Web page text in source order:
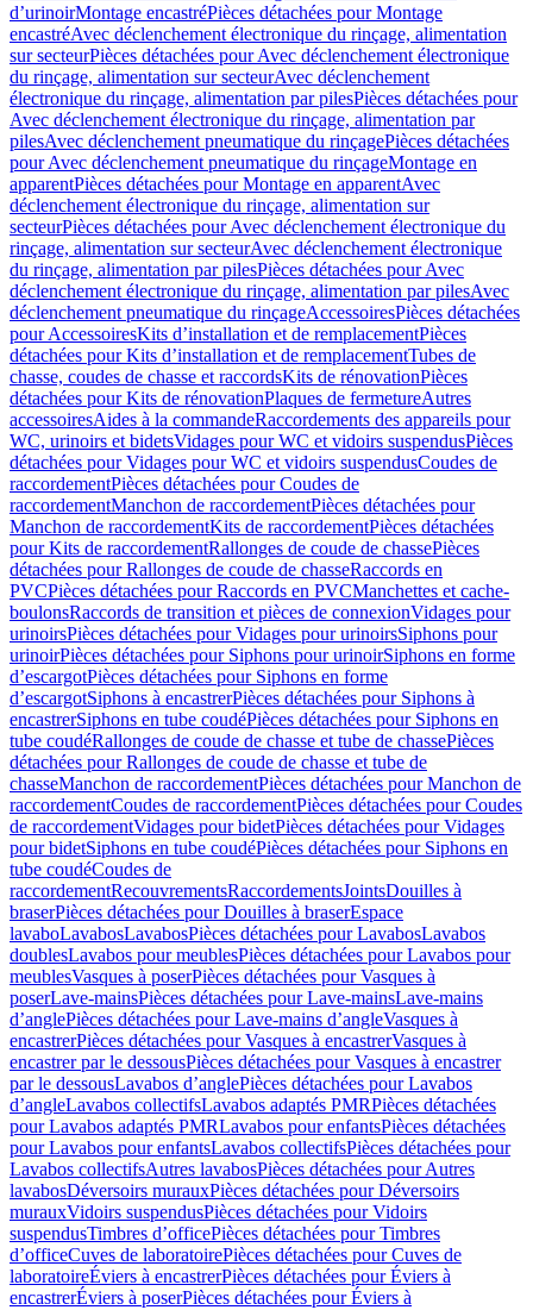
dʼurinoirMontage encastréPièces détachées pour Montage
encastréAvec déclenchement électronique du rinçage, alimentation
sur secteurPièces détachées pour Avec déclenchement électronique
du rinçage, alimentation sur secteurAvec déclenchement
électronique du rinçage, alimentation par pilesPièces détachées pour
Avec déclenchement électronique du rinçage, alimentation par
pilesAvec déclenchement pneumatique du rinçagePièces détachées
pour Avec déclenchement pneumatique du rinçageMontage en
apparentPièces détachées pour Montage en apparentAvec
déclenchement électronique du rinçage, alimentation sur
secteurPièces détachées pour Avec déclenchement électronique du
rinçage, alimentation sur secteurAvec déclenchement électronique
du rinçage, alimentation par pilesPièces détachées pour Avec
déclenchement électronique du rinçage, alimentation par pilesAvec
déclenchement pneumatique du rinçageAccessoiresPièces détachées
pour AccessoiresKits d’installation et de remplacementPièces
détachées pour Kits d’installation et de remplacementTubes de
chasse, coudes de chasse et raccordsKits de rénovationPièces
détachées pour Kits de rénovationPlaques de fermetureAutres
accessoiresAides à la commandeRaccordements des appareils pour
WC, urinoirs et bidetsVidages pour WC et vidoirs suspendusPièces
détachées pour Vidages pour WC et vidoirs suspendusCoudes de
raccordementPièces détachées pour Coudes de
raccordementManchon de raccordementPièces détachées pour
Manchon de raccordementKits de raccordementPièces détachées
pour Kits de raccordementRallonges de coude de chassePièces
détachées pour Rallonges de coude de chasseRaccords en
PVCPièces détachées pour Raccords en PVCManchettes et cache-
boulonsRaccords de transition et pièces de connexionVidages pour
urinoirsPièces détachées pour Vidages pour urinoirsSiphons pour
urinoirPièces détachées pour Siphons pour urinoirSiphons en forme
d’escargotPièces détachées pour Siphons en forme
d’escargotSiphons à encastrerPièces détachées pour Siphons à
encastrerSiphons en tube coudéPièces détachées pour Siphons en
tube coudéRallonges de coude de chasse et tube de chassePièces
détachées pour Rallonges de coude de chasse et tube de
chasseManchon de raccordementPièces détachées pour Manchon de
raccordementCoudes de raccordementPièces détachées pour Coudes
de raccordementVidages pour bidetPièces détachées pour Vidages
pour bidetSiphons en tube coudéPièces détachées pour Siphons en
tube coudéCoudes de
raccordementRecouvrementsRaccordementsJointsDouilles à
braserPièces détachées pour Douilles à braserEspace
lavaboLavabosLavabosPièces détachées pour LavabosLavabos
doublesLavabos pour meublesPièces détachées pour Lavabos pour
meublesVasques à poserPièces détachées pour Vasques à
poserLave-mainsPièces détachées pour Lave-mainsLave-mains
d’anglePièces détachées pour Lave-mains d’angleVasques à
encastrerPièces détachées pour Vasques à encastrerVasques à
encastrer par le dessousPièces détachées pour Vasques à encastrer
par le dessousLavabos d’anglePièces détachées pour Lavabos
d’angleLavabos collectifsLavabos adaptés PMRPièces détachées
pour Lavabos adaptés PMRLavabos pour enfantsPièces détachées
pour Lavabos pour enfantsLavabos collectifsPièces détachées pour
Lavabos collectifsAutres lavabosPièces détachées pour Autres
lavabosDéversoirs murauxPièces détachées pour Déversoirs
murauxVidoirs suspendusPièces détachées pour Vidoirs
suspendusTimbres dʼofficePièces détachées pour Timbres
dʼofficeCuves de laboratoirePièces détachées pour Cuves de
laboratoireÉviers à encastrerPièces détachées pour Éviers à
encastrerÉviers à poserPièces détachées pour Éviers à